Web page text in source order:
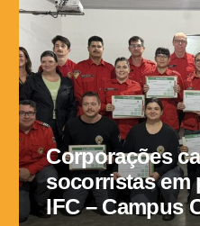
Corporações
socorristas em
IFC – Campus